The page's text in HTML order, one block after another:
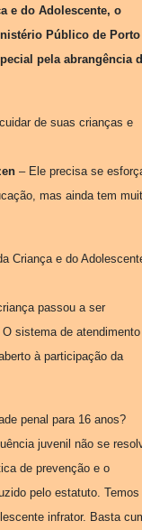
e do Adolescente, o
Público de Porto
pela abrangência
de suas crianças e
– Ele precisa se
mas ainda tem
Criança e do
passou a ser
sistema de atendimento
à participação da
penal para 16 anos?
juvenil não se
de prevenção e o
pelo estatuto. Temos
infrator. Basta